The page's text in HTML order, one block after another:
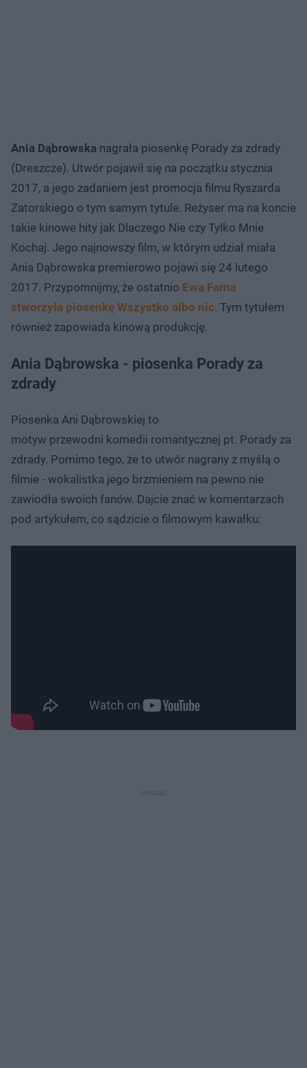
Ania Dąbrowska nagrała piosenkę Porady za zdrady
(Dreszcze). Utwór pojawił się na początku stycznia
2017, a jego zadaniem jest promocja filmu Ryszarda
Zatorskiego o tym samym tytule. Reżyser ma na koncie
takie kinowe hity jak Dlaczego Nie czy Tylko Mnie
Kochaj. Jego najnowszy film, w którym udział miała
Ania Dąbrowska premierowo pojawi się 24 lutego
2017. Przypomnijmy, że ostatnio Ewa Farna
stworzyła piosenkę Wszystko albo nic. Tym tytułem
również zapowiada kinową produkcję.
Ania Dąbrowska - piosenka Porady za
zdrady
Piosenka Ani Dąbrowskiej to
motyw przewodni komedii romantycznej pt. Porady za
zdrady. Pomimo tego, że to utwór nagrany z myślą o
filmie - wokalistka jego brzmieniem na pewno nie
zawiodła swoich fanów. Dajcie znać w komentarzach
pod artykułem, co sądzicie o filmowym kawałku: